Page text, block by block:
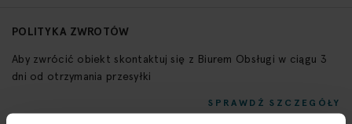
POLITYKA ZWROTÓW
Aby zwrócić obiekt skontaktuj się z Biurem Obsługi w ciągu 3
dni od otrzymania przesyłki
SPRAWDŹ SZCZEGÓŁY